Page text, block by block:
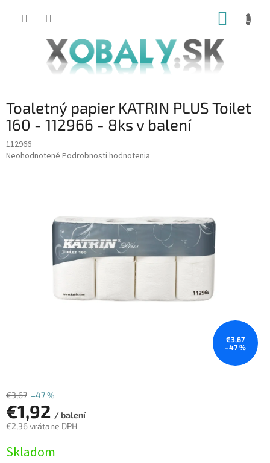
Toaletný papier KATRIN PLUS Toilet
160 - 112966 - 8ks v balení
112966
Priemerné
Neohodnotené Podrobnosti hodnotenia
€3,67
–47 %
€3,67 –47 %
€1,92 / balení
€2,36 vrátane DPH
cena:
Skladom